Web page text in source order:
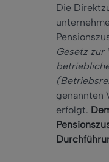
Die
Gesetz zur
genannten
erfolgt.